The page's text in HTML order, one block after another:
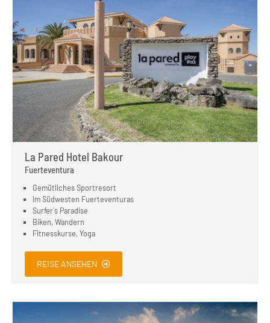
La Pared Hotel Bakour
Fuerteventura
Gemütliches Sportresort
Im Südwesten Fuerteventuras
Surfer´s Paradise
Biken, Wandern
Fitnesskurse, Yoga
REISE ANSEHEN